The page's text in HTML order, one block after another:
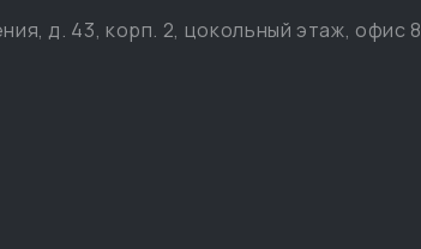
д. 43, корп. 2, цокольный этаж, офис 8